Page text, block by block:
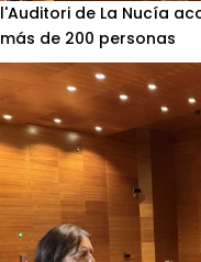
l'Auditori de La Nucía
más de 200 personas